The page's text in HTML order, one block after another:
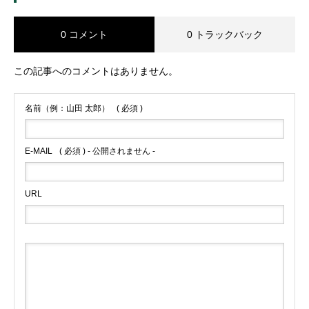
0 コメント 0 トラックバック
この記事へのコメントはありません。
名前（例：山田 太郎） ( 必須 )
E-MAIL ( 必須 ) - 公開されません -
URL